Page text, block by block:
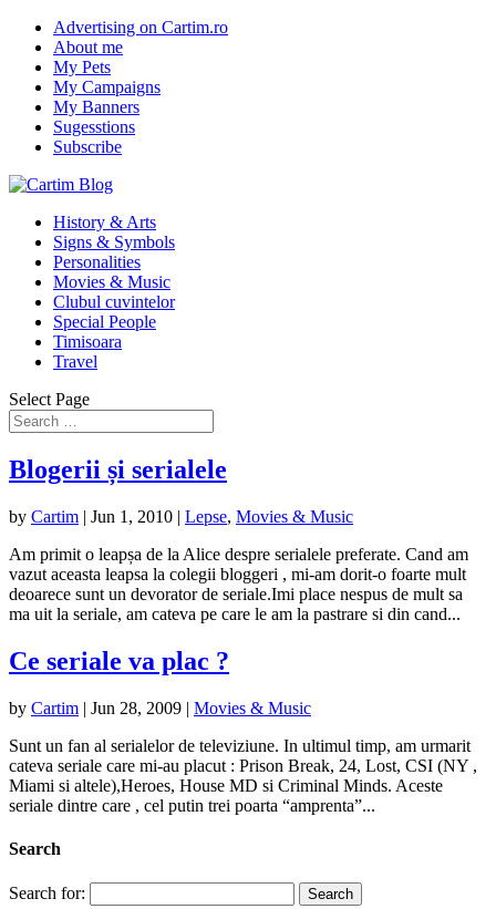
Advertising on Cartim.ro
About me
My Pets
My Campaigns
My Banners
Sugesstions
Subscribe
History & Arts
Signs & Symbols
Personalities
Movies & Music
Clubul cuvintelor
Special People
Timisoara
Travel
Select Page
Blogerii și serialele
by Cartim | Jun 1, 2010 | Lepse, Movies & Music
Am primit o leapșa de la Alice despre serialele preferate. Cand am
vazut aceasta leapsa la colegii bloggeri , mi-am dorit-o foarte mult
deoarece sunt un devorator de seriale.Imi place nespus de mult sa
ma uit la seriale, am cateva pe care le am la pastrare si din cand...
Ce seriale va plac ?
by Cartim | Jun 28, 2009 | Movies & Music
Sunt un fan al serialelor de televiziune. In ultimul timp, am urmarit
cateva seriale care mi-au placut : Prison Break, 24, Lost, CSI (NY ,
Miami si altele),Heroes, House MD si Criminal Minds. Aceste
seriale dintre care , cel putin trei poarta “amprenta”...
Search
Search for: